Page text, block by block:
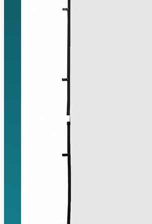
Saltar al contenido principal